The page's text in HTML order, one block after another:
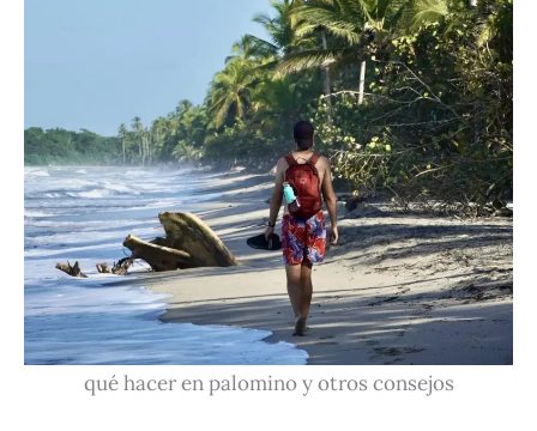
qué hacer en palomino y otros consejos